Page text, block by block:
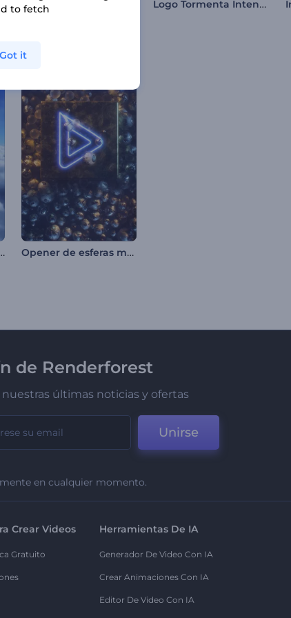
Logo Tormenta Intensa
Realista Opener de esferas metálicas
de Renderforest
últimas noticias y ofertas
Unirse
en cualquier momento.
Crear Videos
Gratuito
Herramientas De IA
Generador De Video Con IA
Crear Animaciones Con IA
Editor De Video Con IA
to fetch
Got it